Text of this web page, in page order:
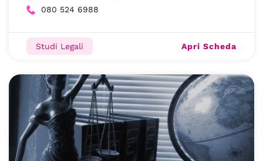
080 524 6988
Studi Legali Apri Scheda